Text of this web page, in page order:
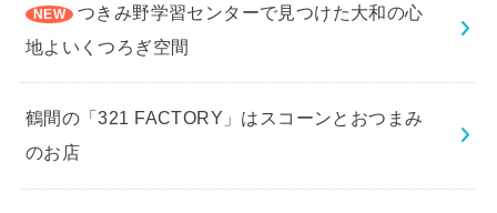
つきみ野学習センターで見つけた大和の心
地よいくつろぎ空間
鶴間の「321 FACTORY」はスコーンとおつまみ
のお店